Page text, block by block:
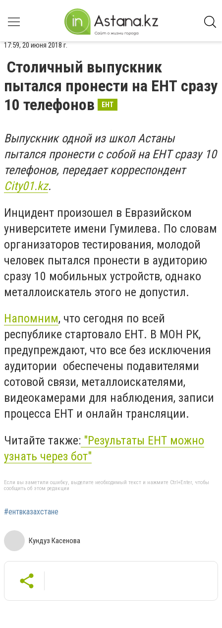
17:59, 20 июня 2018 г.
Столичный выпускник
пытался пронести на ЕНТ сразу
10 телефонов
ЕНТ
Выпускник одной из школ Астаны
пытался пронести с собой на ЕНТ сразу 10
телефонов, передает корреспондент
Сity01.kz.
Инцидент произошел в Евразийском
университете имени Гумилева. По словам
организаторов тестирования, молодой
человек пытался пронести в аудиторию
сразу 10 мобильных устройств, однако
металлоискатель этого не допустил.
Напомним, что сегодня по всей
республике стартовало ЕНТ. В МОН РК,
предупреждают, что все без исключения
аудитории обеспечены подавителями
сотовой связи, металлоискателями,
видеокамерами для наблюдения, записи
процесса ЕНТ и онлайн трансляции.
Читайте также: "Результаты ЕНТ можно
узнать через бот"
Если вы заметили ошибку, выделите необходимый текст и нажмите Ctrl+Enter, чтобы
сообщить об этом редакции
#ентвказахстане
Кундуз Касенова